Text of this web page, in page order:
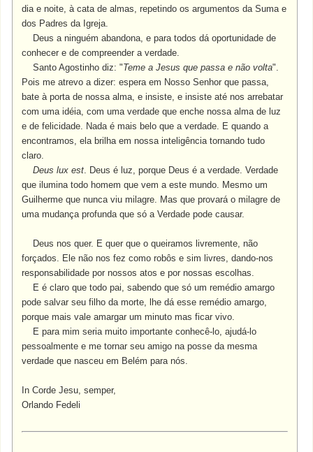
dia e noite, à cata de almas, repetindo os argumentos da Suma e
dos Padres da Igreja.
Deus a ninguém abandona, e para todos dá oportunidade de
conhecer e de compreender a verdade.
Santo Agostinho diz: "Teme a Jesus que passa e não volta".
Pois me atrevo a dizer: espera em Nosso Senhor que passa,
bate à porta de nossa alma, e insiste, e insiste até nos arrebatar
com uma idéia, com uma verdade que enche nossa alma de luz
e de felicidade. Nada é mais belo que a verdade. E quando a
encontramos, ela brilha em nossa inteligência tornando tudo
claro.
Deus lux est. Deus é luz, porque Deus é a verdade. Verdade
que ilumina todo homem que vem a este mundo. Mesmo um
Guilherme que nunca viu milagre. Mas que provará o milagre de
uma mudança profunda que só a Verdade pode causar.
Deus nos quer. E quer que o queiramos livremente, não
forçados. Ele não nos fez como robôs e sim livres, dando-nos
responsabilidade por nossos atos e por nossas escolhas.
E é claro que todo pai, sabendo que só um remédio amargo
pode salvar seu filho da morte, lhe dá esse remédio amargo,
porque mais vale amargar um minuto mas ficar vivo.
E para mim seria muito importante conhecê-lo, ajudá-lo
pessoalmente e me tornar seu amigo na posse da mesma
verdade que nasceu em Belém para nós.
In Corde Jesu, semper,
Orlando Fedeli